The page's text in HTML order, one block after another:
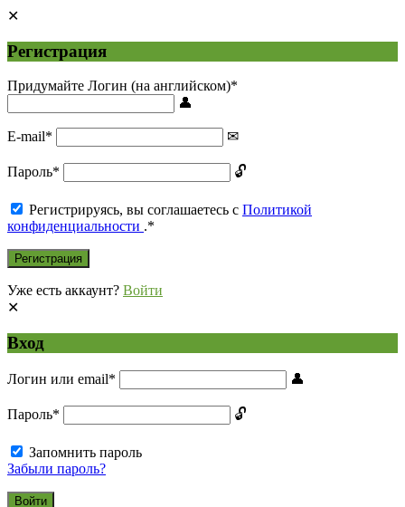
Регистрация
Придумайте Логин (на английском)*
E-mail*
Пароль*
Регистрируясь, вы соглашаетесь с Политикой
конфиденциальности .*
Уже есть аккаунт? Войти
Вход
Логин или email*
Пароль*
Запомнить пароль
Забыли пароль?